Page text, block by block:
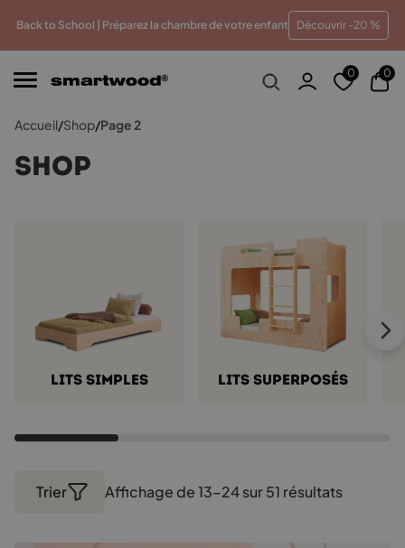
Back to School | Préparez la chambre de votre enfant Découvrir -20 %
prix Paiements en plusieurs fois sans frais
0 0
Accueil/Shop/Page 2
Shop
Lits simples Lits superposés
Trier Affichage de 13–24 sur 51 résultats